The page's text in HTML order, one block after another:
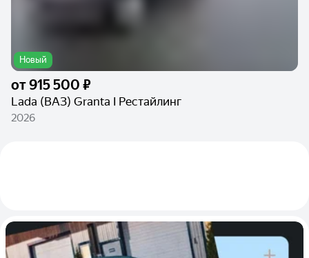
Новый
от915 500 ₽
Lada (ВАЗ) Granta I Рестайлинг
2026